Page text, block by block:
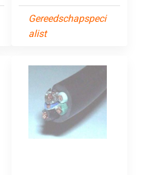
Gereedschapspeci
alist